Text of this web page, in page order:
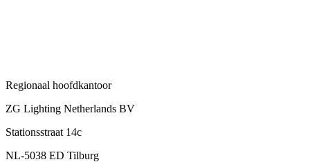
Regionaal hoofdkantoor
ZG Lighting Netherlands BV
Stationsstraat 14c
NL-5038 ED Tilburg